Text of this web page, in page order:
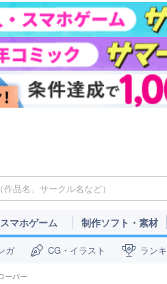
スマホゲーム 制作ソフト・素材
ガ CG・イラスト ラン
ーバー